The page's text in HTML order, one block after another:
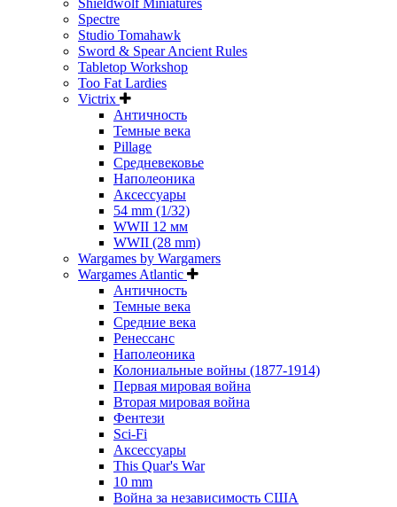
Shieldwolf Miniatures
Spectre
Studio Tomahawk
Sword & Spear Ancient Rules
Tabletop Workshop
Too Fat Lardies
Victrix
Античность
Темные века
Pillage
Средневековье
Наполеоника
Аксессуары
54 mm (1/32)
WWII 12 мм
WWII (28 mm)
Wargames by Wargamers
Wargames Atlantic
Античность
Темные века
Средние века
Ренессанс
Наполеоника
Колониальные войны (1877-1914)
Первая мировая война
Вторая мировая война
Фентези
Sci-Fi
Аксессуары
This Quar's War
10 mm
Война за независимость США